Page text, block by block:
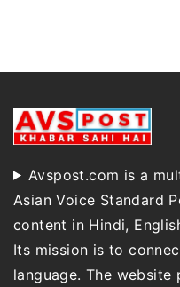
Avspost.com is a
Asian Voice Standard
content in Hindi,
Its mission is to
language. The